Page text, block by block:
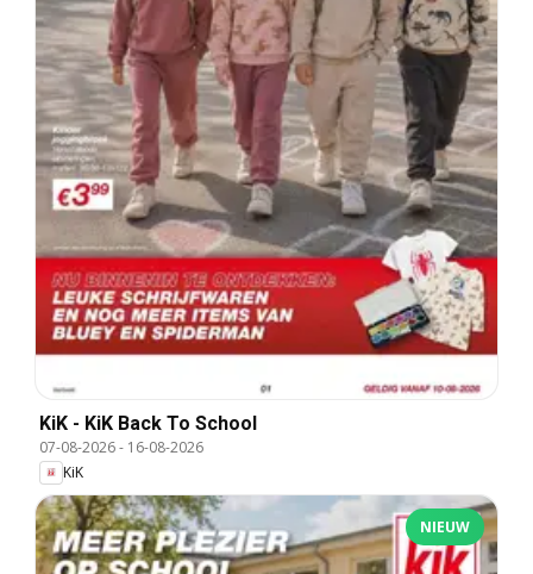
KiK - KiK Back To School
07-08-2026- 16-08-2026
KiK
NIEUW